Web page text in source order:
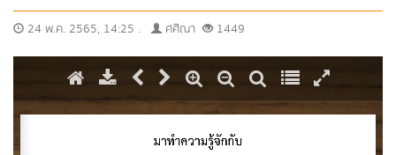
24 พ.ค. 2565, 14:25 . ศศิณา 1449